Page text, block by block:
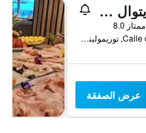
هوتل ريتوال توريمولينوس ٔ- لبالغين فقط
ممتاز 8.0
Calle de Brasil, 2, توريمولينوس, منطقة أندلوسيا, أسبانيا
عرض الصفقة